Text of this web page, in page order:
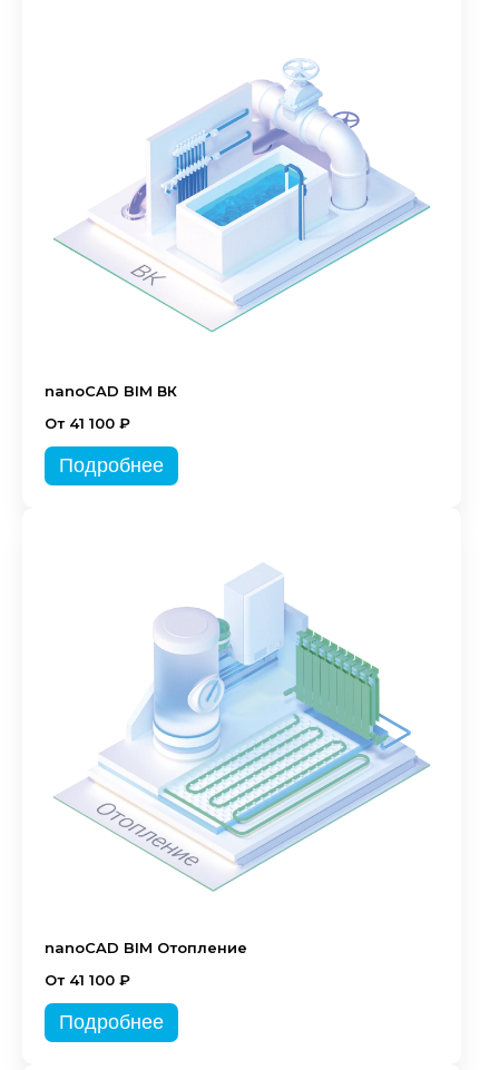
nanoCAD BIM ВК
От 41 100 ₽
Подробнее
nanoCAD BIM Отопление
От 41 100 ₽
Подробнее